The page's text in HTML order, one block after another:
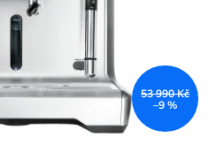
53 990 Kč
–9 %